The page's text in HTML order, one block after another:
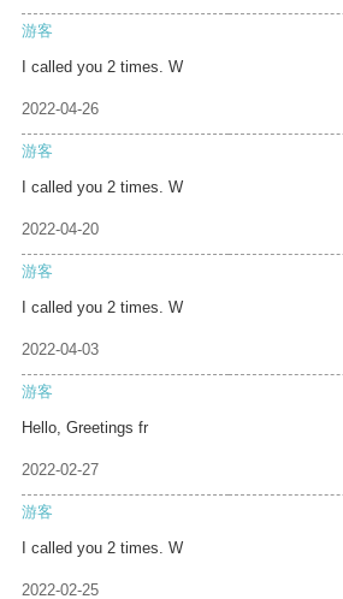
游客
I called you 2 times. W
2022-04-26
游客
I called you 2 times. W
2022-04-20
游客
I called you 2 times. W
2022-04-03
游客
Hello, Greetings fr
2022-02-27
游客
I called you 2 times. W
2022-02-25